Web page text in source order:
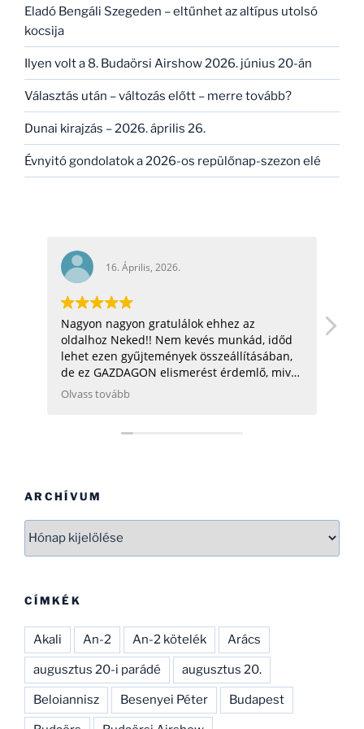
Eladó Bengáli Szegeden – eltűnhet az altípus utolsó
kocsija
Ilyen volt a 8. Budaörsi Airshow 2026. június 20-án
Választás után – változás előtt – merre tovább?
Dunai kirajzás – 2026. április 26.
Évnyitó gondolatok a 2026-os repülőnap-szezon elé
16. Április, 2026.
Nagyon nagyon gratulálok ehhez az
oldalhoz Neked!! Nem kevés munkád, időd
lehet ezen gyűjtemények összeállításában,
de ez GAZDAGON elismerést érdemlő, mivel
ezen adatok összegyűjtése, rendszerezése
helikopterrel (MI2) kapcsolatban tudok
Olvass tovább
ARCHÍVUM
CÍMKÉK
Akali An-2 An-2 kötelék Arács
augusztus 20-i parádé augusztus 20.
Beloiannisz Besenyei Péter Budapest